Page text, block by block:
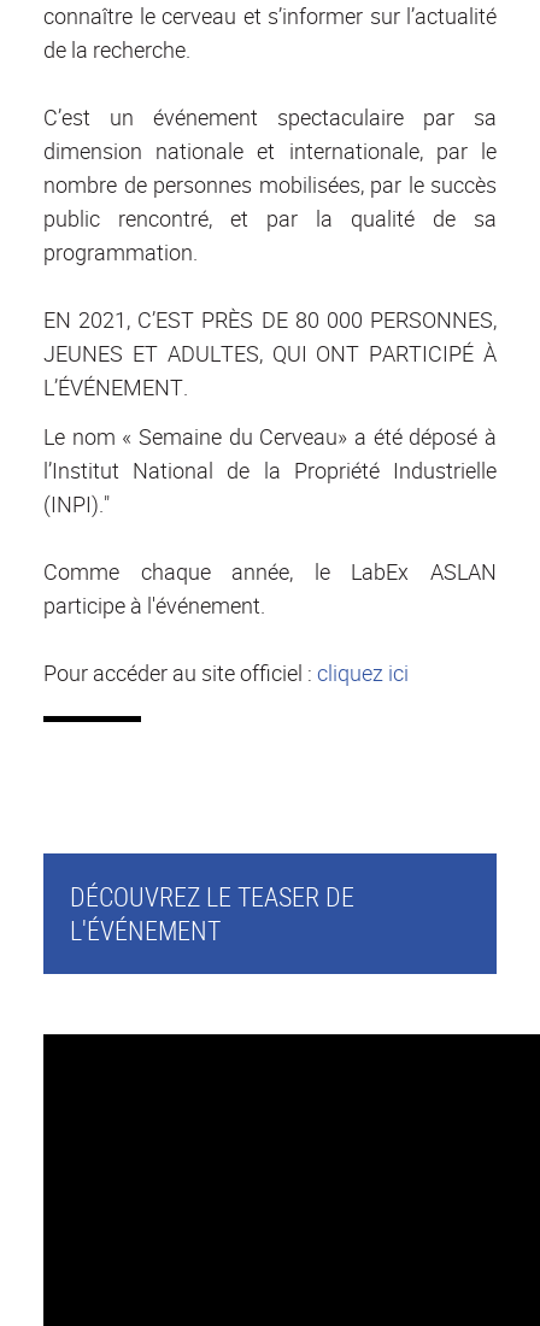
connaître le cerveau et s’informer sur l’actualité
de la recherche.
C’est un événement spectaculaire par sa
dimension nationale et internationale, par le
nombre de personnes mobilisées, par le succès
public rencontré, et par la qualité de sa
programmation.
EN 2021, C’EST PRÈS DE 80 000 PERSONNES,
JEUNES ET ADULTES, QUI ONT PARTICIPÉ À
L’ÉVÉNEMENT.
Le nom « Semaine du Cerveau» a été déposé à
l’Institut National de la Propriété Industrielle
(INPI)."
Comme chaque année, le LabEx ASLAN
participe à l'événement.
Pour accéder au site officiel : cliquez ici
DÉCOUVREZ LE TEASER DE
L'ÉVÉNEMENT